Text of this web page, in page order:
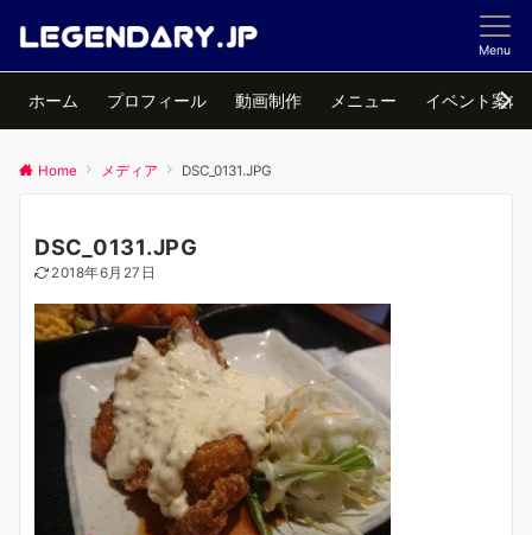
Menu
ホーム プロフィール 動画制作 メニュー イベント案内
Home メディア DSC_0131.JPG
DSC_0131.JPG
2018年6月27日